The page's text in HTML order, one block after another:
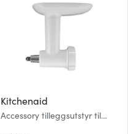
Kitchenaid
Accessory tilleggsutstyr til